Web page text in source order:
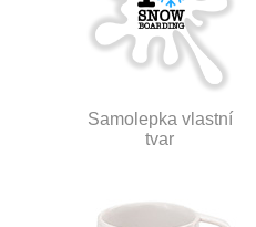
Samolepka vlastní
tvar